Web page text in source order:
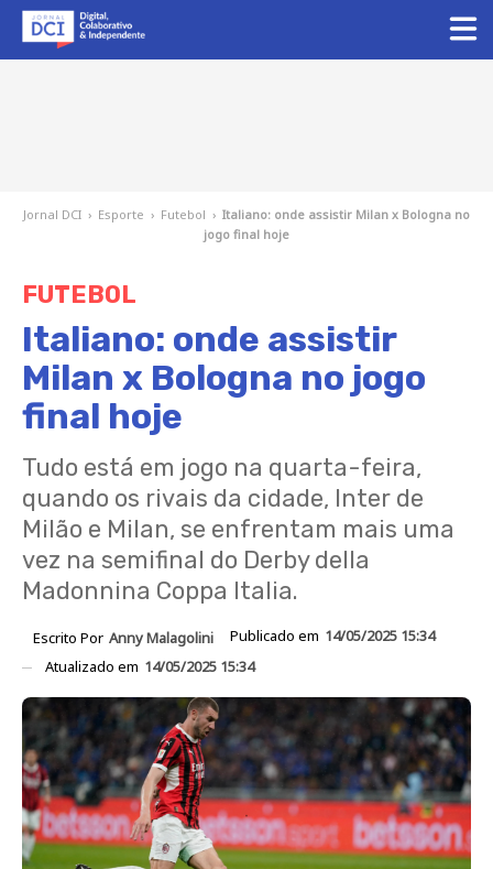
Jornal DCI › Esporte › Futebol › Italiano: onde assistir Milan x Bologna no
jogo final hoje
FUTEBOL
Italiano: onde assistir
Milan x Bologna no jogo
final hoje
Tudo está em jogo na quarta-feira,
quando os rivais da cidade, Inter de
Milão e Milan, se enfrentam mais uma
vez na semifinal do Derby della
Madonnina Coppa Italia.
Escrito Por Anny Malagolini Publicado em 14/05/2025 15:34
Atualizado em 14/05/2025 15:34